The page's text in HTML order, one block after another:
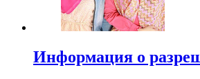
Информация о